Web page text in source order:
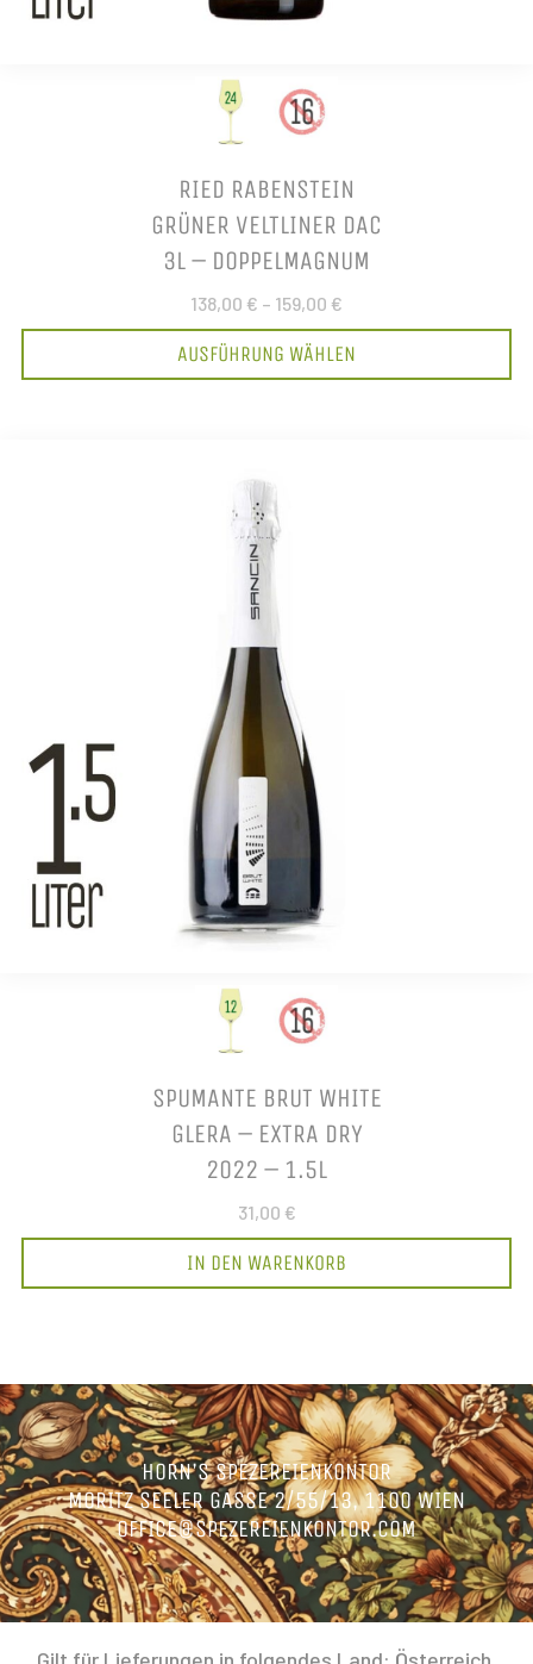
RIED RABENSTEIN
GRÜNER VELTLINER DAC
3L – DOPPELMAGNUM
138,00 € – 159,00 €
AUSFÜHRUNG WÄHLEN
SPUMANTE BRUT WHITE
GLERA – EXTRA DRY
2022 – 1.5L
31,00 €
IN DEN WARENKORB
HORN’S SPEZEREIENKONTOR
MORITZ SEELER GASSE 2/55/13, 1100 WIEN
OFFICE@SPEZEREIENKONTOR.COM